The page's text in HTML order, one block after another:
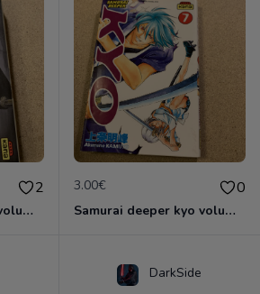
2
Samurai deeper kyo volume 5&6 manga double
3.00€ 0
Samurai deeper kyo volume 7
DarkSide